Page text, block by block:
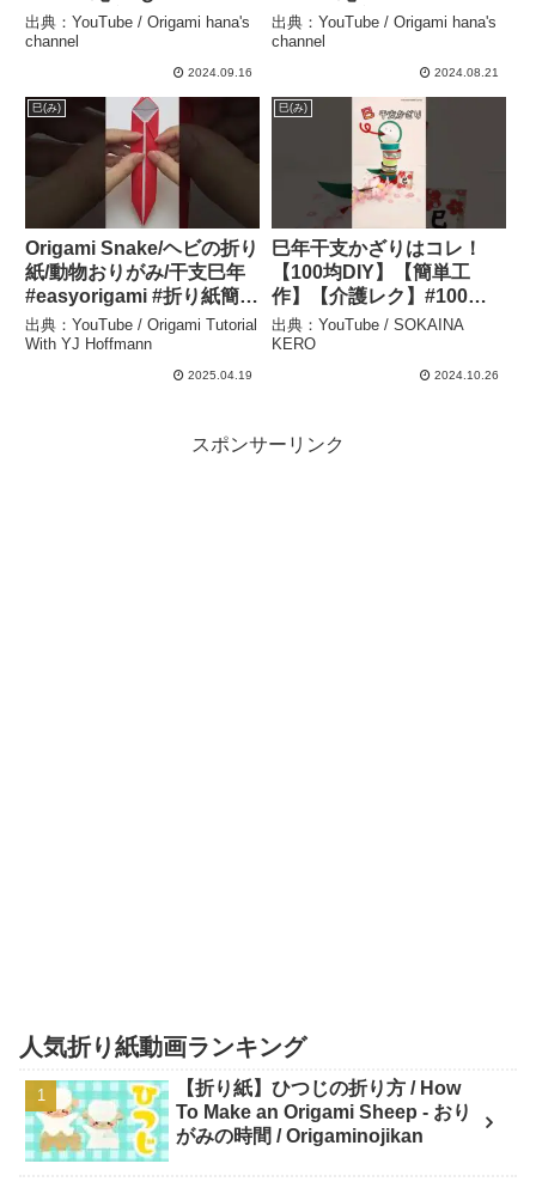
#snake#साँप#門松#梅の花#
正月#뱀#蛇#巳年#へび年#
Origami hana’s channel
出典：YouTube / Origami hana's
channel
2024.09.16
#snake#साँप#ula#змия#コ
ブラ#뱀#蛇#巳年#へび年#
飾り台#折り方#おりがみ
hana’s channel
出典：YouTube / Origami hana's
channel
2024.08.21
巳(み)
Origami Snake/ヘビの折り
紙/動物おりがみ/干支巳年
#easyorigami #折り紙簡単
#homemadepapercraft –
Origami Tutorial With YJ
出典：YouTube / Origami Tutorial
With YJ Hoffmann
2025.04.19
巳(み)
巳年干支かざりはコレ！
【100均DIY】【簡単工
作】【介護レク】#100均
#diy #高齢者 #daiso #デイ
サービス #介護 #折り紙 –
SOKAINA KERO
出典：YouTube / SOKAINA
KERO
2024.10.26
スポンサーリンク
人気折り紙動画ランキング
【折り紙】ひつじの折り方 / How
To Make an Origami Sheep - おり
がみの時間 / Origaminojikan